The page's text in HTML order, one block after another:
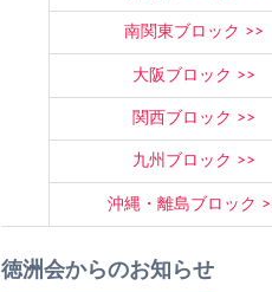
南関東ブロック
大阪ブロック
関西ブロック
九州ブロック
沖縄・離島ブロック
徳洲会からのお知らせ